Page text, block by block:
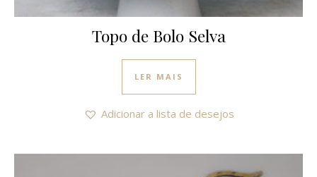
Topo de Bolo Selva
LER MAIS
Adicionar a lista de desejos